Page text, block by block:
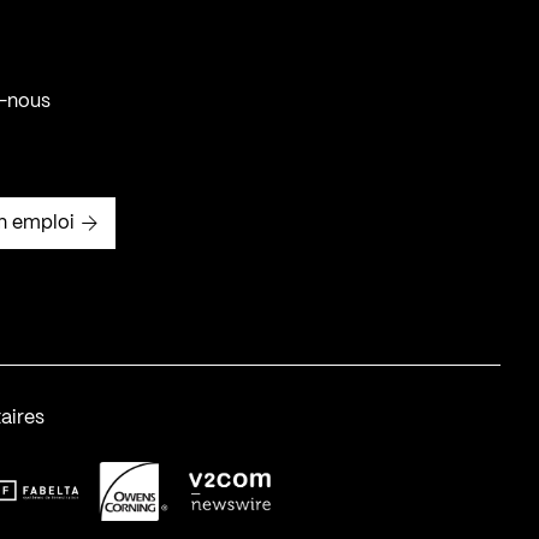
nous
emploi